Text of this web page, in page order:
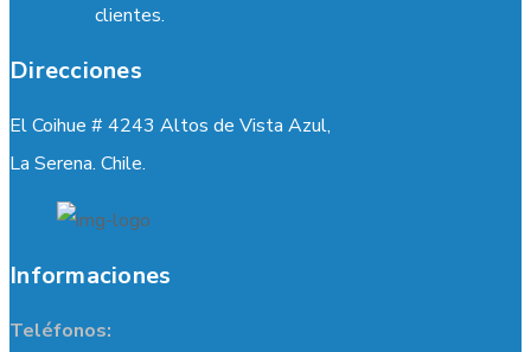
clientes.
Direcciones
El Coihue # 4243 Altos de Vista Azul,
La Serena. Chile.
Informaciones
Teléfonos: